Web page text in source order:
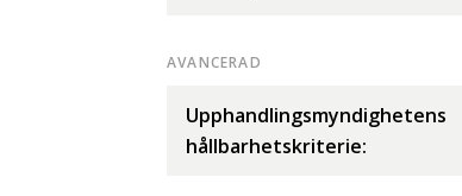
AVANCERAD
Upphandlingsmyndighetens
hållbarhetskriterie: